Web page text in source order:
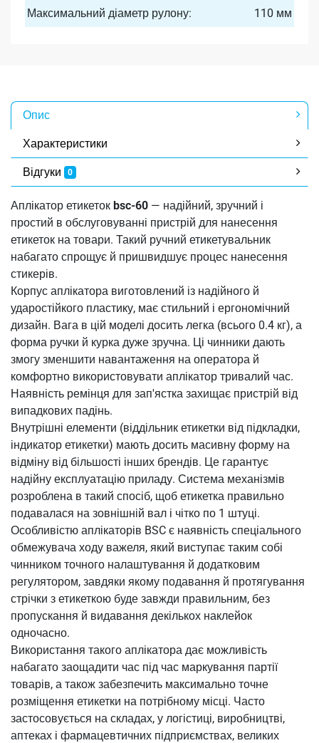
Максимальний діаметр рулону: 110 мм
Опис
Характеристики
Відгуки 0
Аплікатор етикеток bsc-60 — надійний, зручний і
простий в обслуговуванні пристрій для нанесення
етикеток на товари. Такий ручний етикетувальник
набагато спрощує й пришвидшує процес нанесення
стикерів.
Корпус аплікатора виготовлений із надійного й
ударостійкого пластику, має стильний і ергономічний
дизайн. Вага в цій моделі досить легка (всього 0.4 кг), а
форма ручки й курка дуже зручна. Ці чинники дають
змогу зменшити навантаження на оператора й
комфортно використовувати аплікатор тривалий час.
Наявність ремінця для зап'ястка захищає пристрій від
випадкових падінь.
Внутрішні елементи (віддільник етикетки від підкладки,
індикатор етикетки) мають досить масивну форму на
відміну від більшості інших брендів. Це гарантує
надійну експлуатацію приладу. Система механізмів
розроблена в такий спосіб, щоб етикетка правильно
подавалася на зовнішній вал і чітко по 1 штуці.
Особливістю аплікаторів BSC є наявність спеціального
обмежувача ходу важеля, який виступає таким собі
чинником точного налаштування й додатковим
регулятором, завдяки якому подавання й протягування
стрічки з етикеткою буде завжди правильним, без
пропускання й видавання декількох наклейок
одночасно.
Використання такого аплікатора дає можливість
набагато заощадити час під час маркування партії
товарів, а також забезпечить максимально точне
розміщення етикетки на потрібному місці. Часто
застосовується на складах, у логістиці, виробництві,
аптеках і фармацевтичних підприємствах, великих